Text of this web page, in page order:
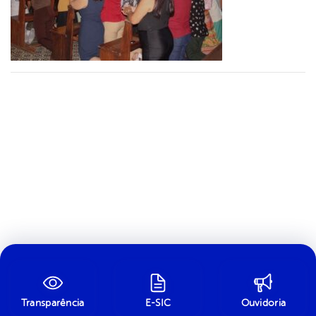
Transparência E-SIC Ouvidoria